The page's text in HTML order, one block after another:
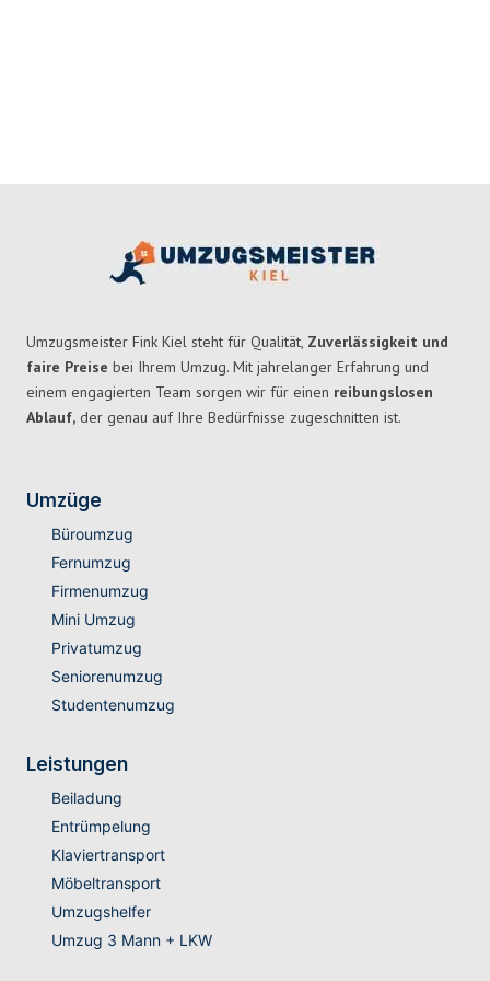
Umzugsmeister Fink Kiel steht für Qualität, Zuverlässigkeit und
faire Preise bei Ihrem Umzug. Mit jahrelanger Erfahrung und
einem engagierten Team sorgen wir für einen reibungslosen
Ablauf, der genau auf Ihre Bedürfnisse zugeschnitten ist.
Umzüge
Büroumzug
Fernumzug
Firmenumzug
Mini Umzug
Privatumzug
Seniorenumzug
Studentenumzug
Leistungen
Beiladung
Entrümpelung
Klaviertransport
Möbeltransport
Umzugshelfer
Umzug 3 Mann + LKW